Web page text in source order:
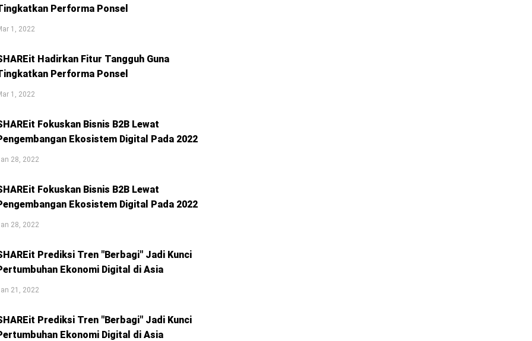
Performa Ponsel
1, 2022
Hadirkan Fitur Tangguh Guna
Performa Ponsel
1, 2022
Fokuskan Bisnis B2B Lewat
Ekosistem Digital Pada 2022
28, 2022
Fokuskan Bisnis B2B Lewat
Ekosistem Digital Pada 2022
28, 2022
Prediksi Tren "Berbagi" Jadi Kunci
Ekonomi Digital di Asia
21, 2022
Prediksi Tren "Berbagi" Jadi Kunci
Ekonomi Digital di Asia